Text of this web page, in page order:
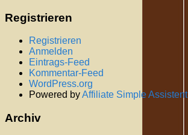
Registrieren
Registrieren
Anmelden
Eintrags-Feed
Kommentar-Feed
WordPress.org
Powered byAffiliate Simple Assistent
Archiv